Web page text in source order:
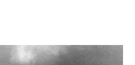
M39, identica a quella Leica, ma